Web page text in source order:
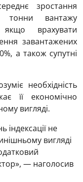
зростання
тонни вантажу
врахувати
завантажених
а також супутні
необхідність
її економічно
вигляді.
індексації не
вигляді
— наголосив